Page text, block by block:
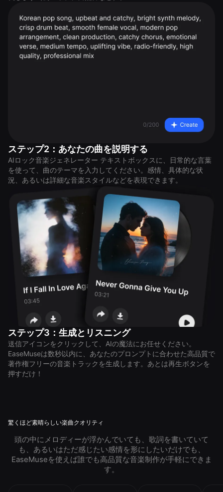
ステップ2：あなたの曲を説明する
AIロック音楽ジェネレーター テキストボックスに、日常的な言葉
を使って、曲のテーマを入力してください。感情、具体的な状
況、あるいは詳細な音楽スタイルなどを表現できます。
ステップ3：生成とリスニング
送信アイコンをクリックして、AIの魔法にお任せください。
EaseMuseは数秒以内に、あなたのプロンプトに合わせた高品質で
著作権フリーの音楽トラックを生成します。あとは再生ボタンを
押すだけ！
驚くほど素晴らしい楽曲クオリティ
頭の中にメロディーが浮かんでいても、歌詞を書いていて
も、あるいはただ感じたい感情を形にしたいだけでも、
EaseMuseを使えば誰でも高品質な音楽制作が手軽にできま
す。